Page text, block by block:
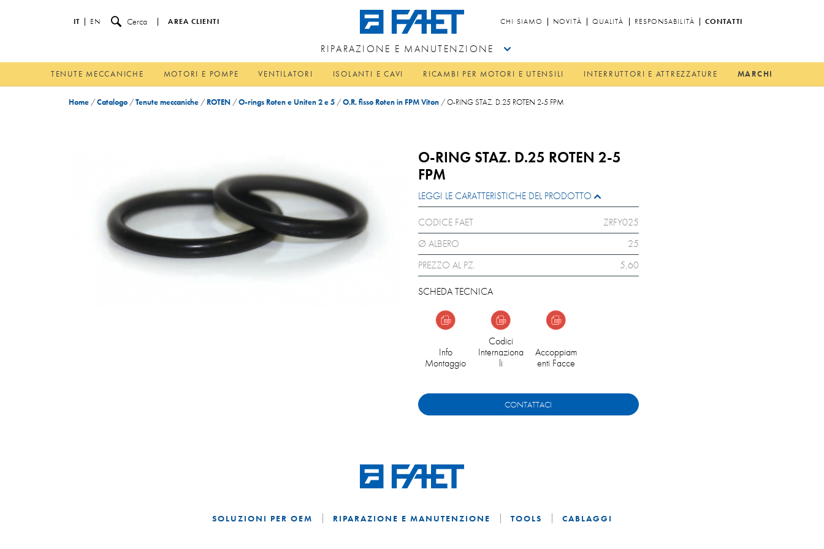
IT EN Cerca AREA CLIENTI CHI SIAMO NOVITÀ QUALITÀ RESPONSABILITÀ CONTATTI
RIPARAZIONE E MANUTENZIONE
TENUTE MECCANICHE MOTORI E POMPE VENTILATORI ISOLANTI E CAVI RICAMBI PER MOTORI E UTENSILI INTERRUTTORI E ATTREZZATURE MARCHI
Home /Catalogo /Tenute meccaniche / ROTEN /O-rings Roten e Uniten 2 e 5 /O.R. fisso Roten in FPM Viton /O-RING STAZ. D.25 ROTEN 2-5 FPM
O-RING STAZ. D.25 ROTEN 2-5
FPM
LEGGI LE CARATTERISTICHE DEL PRODOTTO
CODICE FAET
ZRFY025
Ø ALBERO
25
PREZZO AL PZ.
5,60
SCHEDA TECNICA
Info
Montaggio
Codici
Internaziona
li
Accoppiam
enti Facce
CONTATTACI
SOLUZIONI PER OEM RIPARAZIONE E MANUTENZIONE TOOLS CABLAGGI